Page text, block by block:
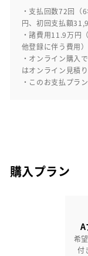
・支払回数72回
円、初回支払額
・諸費用11.9万円
他登録に伴う費用
・オンライン購入
はオンライン見積
・このお支払プラ
購入プラン
A
希
付